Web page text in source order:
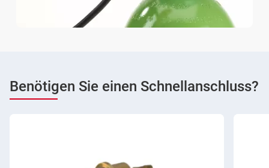
Benötigen Sie einen Schnellanschluss?